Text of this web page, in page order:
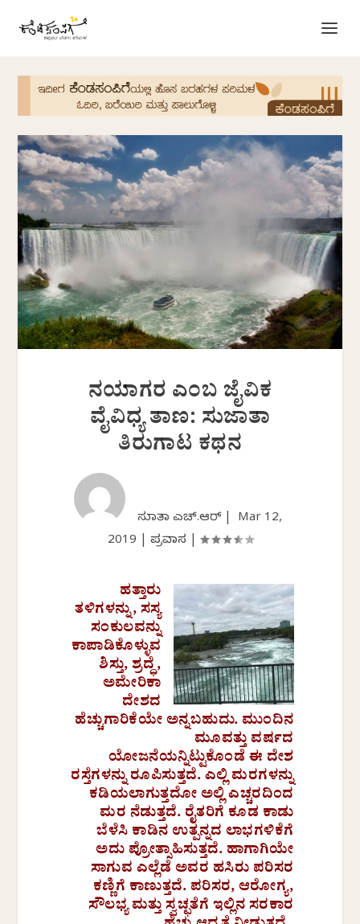
ನಯಾಗರ ಎಂಬ ಜೈವಿಕ
ವೈವಿಧ್ಯ ತಾಣ: ಸುಜಾತಾ
ತಿರುಗಾಟ ಕಥನ
ಸುಜಾತಾ ಎಚ್.ಆರ್ | Mar 12,
2019
ಪ್ರವಾಸ
ಹತ್ತಾರು
ತಳಿಗಳನ್ನು, ಸಸ್ಯ
ಸಂಕುಲವನ್ನು
ಕಾಪಾಡಿಕೊಳ್ಳುವ
ಶಿಸ್ತು, ಶ್ರದ್ಧೆ,
ಅಮೇರಿಕಾ
ದೇಶದ
ಹೆಚ್ಚುಗಾರಿಕೆಯೇ ಅನ್ನಬಹುದು. ಮುಂದಿನ
ಮೂವತ್ತು ವರ್ಷದ
ಯೋಜನೆಯನ್ನಿಟ್ಟುಕೊಂಡೆ ಈ ದೇಶ
ರಸ್ತೆಗಳನ್ನು ರೂಪಿಸುತ್ತದೆ. ಎಲ್ಲಿ ಮರಗಳನ್ನು
ಕಡಿಯಲಾಗುತ್ತದೋ ಅಲ್ಲಿ ಎಚ್ಚರದಿಂದ
ಮರ ನೆಡುತ್ತದೆ. ರೈತರಿಗೆ ಕೂಡ ಕಾಡು
ಬೆಳೆಸಿ ಕಾಡಿನ ಉತ್ಪನ್ನದ ಲಾಭಗಳಿಕೆಗೆ
ಅದು ಪ್ರೋತ್ಸಾಹಿಸುತ್ತದೆ. ಹಾಗಾಗಿಯೇ
ಸಾಗುವ ಎಲ್ಲೆಡೆ ಅವರ ಹಸಿರು ಪರಿಸರ
ಕಣ್ಣಿಗೆ ಕಾಣುತ್ತದೆ. ಪರಿಸರ, ಆರೋಗ್ಯ,
ಸೌಲಭ್ಯ ಮತ್ತು ಸ್ವಚ್ಛತೆಗೆ ಇಲ್ಲಿನ ಸರಕಾರ